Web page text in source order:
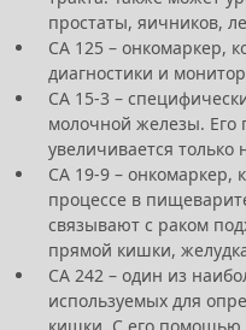
простаты, яичников,
CA 125 – онкомаркер,
диагностики и
CA 15-3 –
молочной железы. Его
увеличивается только
CA 19-9 – онкомаркер,
процессе в
связывают с раком
прямой кишки,
CA 242 – один из
используемых для